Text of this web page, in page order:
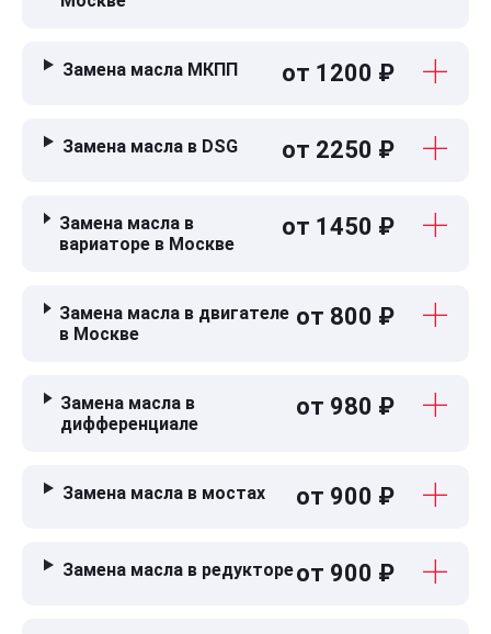
Замена масла МКПП от 1200 ₽
Замена масла в DSG от 2250 ₽
Замена масла в
вариаторе в Москве
от 1450 ₽
Замена масла в двигателе
в Москве
от 800 ₽
Замена масла в
дифференциале
от 980 ₽
Замена масла в мостах от 900 ₽
Замена масла в редуктореот 900 ₽